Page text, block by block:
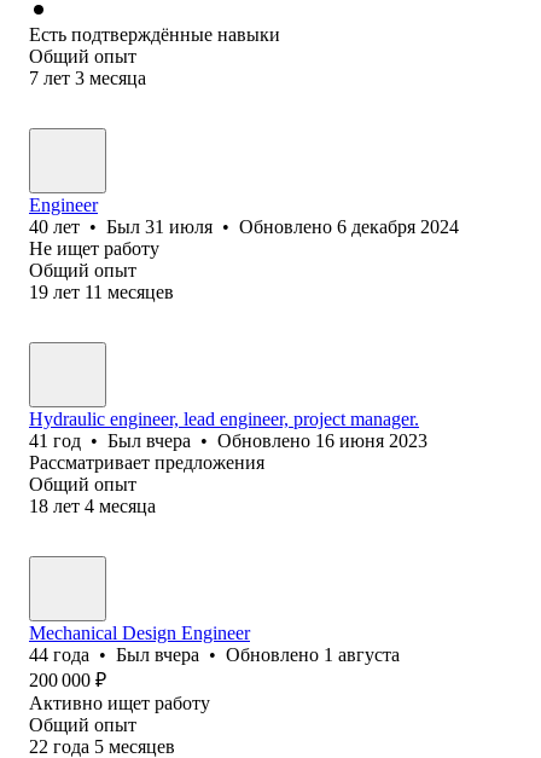
Есть подтверждённые навыки
Общий опыт
7 лет 3 месяца
Engineer
40 лет • Был 31 июля • Обновлено 6 декабря 2024
Не ищет работу
Общий опыт
19 лет 11 месяцев
Hydraulic engineer, lead engineer, project manager.
41 год • Был вчера • Обновлено 16 июня 2023
Рассматривает предложения
Общий опыт
18 лет 4 месяца
Mechanical Design Engineer
44 года • Был вчера • Обновлено 1 августа
200 000 ₽
Активно ищет работу
Общий опыт
22 года 5 месяцев